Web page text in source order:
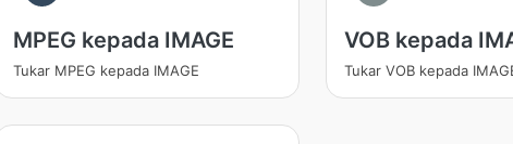
MPEG kepada IMAGE
Tukar MPEG kepada IMAGE
VOB kepada
Tukar VOB kepada